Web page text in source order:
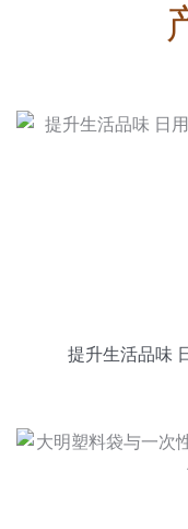
提升生活品味